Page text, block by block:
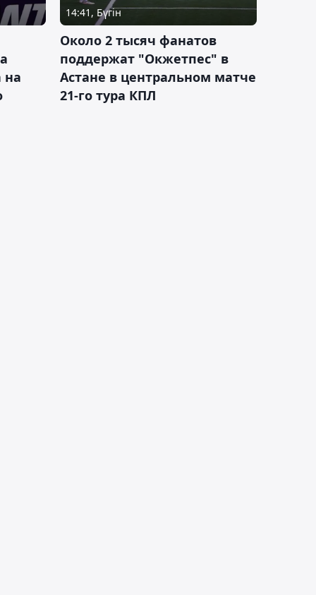
на
14:41, Бүгін
Около 2 тысяч фанатов
поддержат "Окжетпес" в
Астане в центральном матче
21-го тура КПЛ